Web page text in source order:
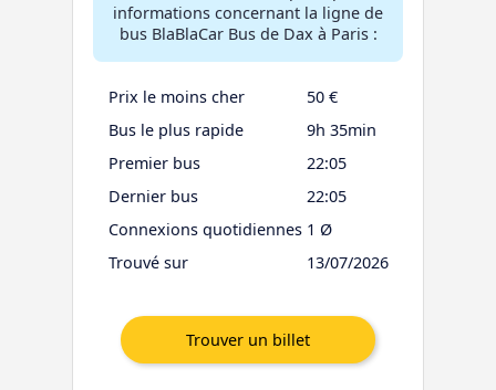
informations concernant la ligne de
bus BlaBlaCar Bus de Dax à Paris :
Prix le moins cher
50 €
Bus le plus rapide
9h 35min
Premier bus
22:05
Dernier bus
22:05
Connexions quotidiennes 1 Ø
Trouvé sur
13/07/2026